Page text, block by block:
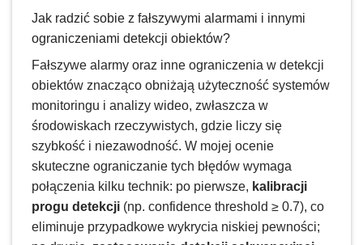
Jak radzić sobie z fałszywymi alarmami i innymi
ograniczeniami detekcji obiektów?
Fałszywe alarmy oraz inne ograniczenia w detekcji
obiektów znacząco obniżają użyteczność systemów
monitoringu i analizy wideo, zwłaszcza w
środowiskach rzeczywistych, gdzie liczy się
szybkość i niezawodność. W mojej ocenie
skuteczne ograniczanie tych błędów wymaga
połączenia kilku technik: po pierwsze, kalibracji
progu detekcji (np. confidence threshold ≥ 0.7), co
eliminuje przypadkowe wykrycia niskiej pewności;